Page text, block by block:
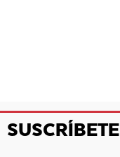
SUSCRÍBETE